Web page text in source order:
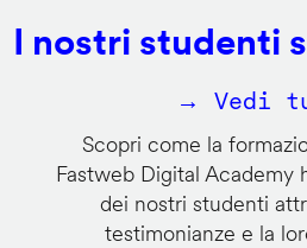
I nostri studenti
→ Vedi
Scopri come la
Fastweb Digital Academy
dei nostri studenti
testimonianze e la